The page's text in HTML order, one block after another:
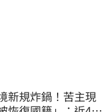
新規炸鍋！苦主現